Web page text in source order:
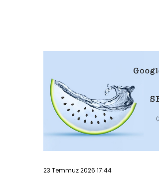
23 Temmuz 2026 17:44